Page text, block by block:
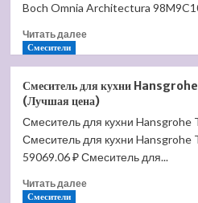
Boch Omnia Architectura
Читать далееПрочитать
сиденье
для
унитаза
Villeroy
&
Architectura
Смесители
Смеситель для кухни
(Лучшая цена)
Смеситель для кухни Hansgrohe
Смеситель для кухни Hansgrohe
59069.06 ₽ Смеситель для...
Читать далееПрочитать
Смесители